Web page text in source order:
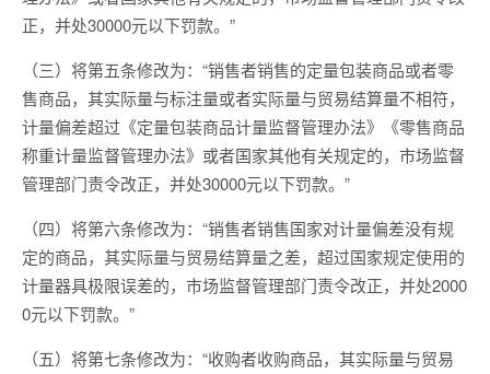
正，并处30000元以下罚款。”
（三）将第五条修改为：“销售者销售的定量包装商品或者零
售商品，其实际量与标注量或者实际量与贸易结算量不相符，
计量偏差超过《定量包装商品计量监督管理办法》《零售商品
称重计量监督管理办法》或者国家其他有关规定的，市场监督
管理部门责令改正，并处30000元以下罚款。”
（四）将第六条修改为：“销售者销售国家对计量偏差没有规
定的商品，其实际量与贸易结算量之差，超过国家规定使用的
计量器具极限误差的，市场监督管理部门责令改正，并处2000
0元以下罚款。”
（五）将第七条修改为：“收购者收购商品，其实际量与贸易